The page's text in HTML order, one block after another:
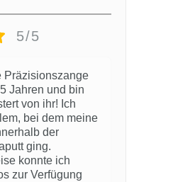
5/5
Präzisionszange
Jahren und bin
von ihr! Ich
bei dem meine
der
ging.
konnte ich
zur Verfügung